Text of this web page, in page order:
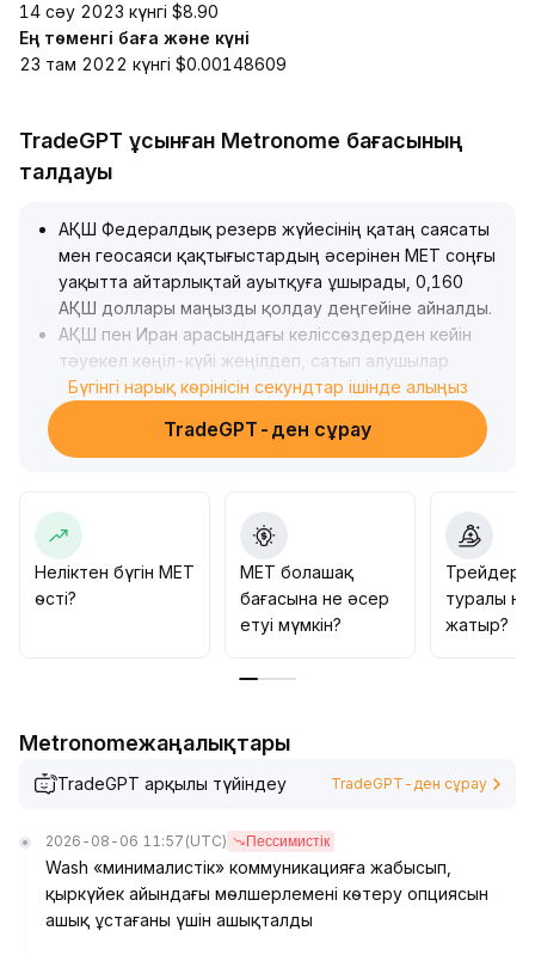
14 сәу 2023 күнгі $8.90
Ең төменгі баға және күні
23 там 2022 күнгі $0.00148609
TradeGPT ұсынған Metronome бағасының
талдауы
АҚШ Федералдық резерв жүйесінің қатаң саясаты
мен геосаяси қақтығыстардың әсерінен MET соңғы
уақытта айтарлықтай ауытқуға ұшырады, 0,160
АҚШ доллары маңызды қолдау деңгейіне айналды.
АҚШ пен Иран арасындағы келіссөздерден кейін
тәуекел көңіл-күйі жеңілдеп, сатып алушылар
біртіндеп позицияларын арттырды, баға қысқа
мерзімде тұрақтанып, қайта өсе бастады
0,170 АҚШ долларынан жоғары сенімді бұзылуға
егер 0,160 АҚШ доллары сақталмаса, бағаның
0,150 АҚШ долларына дейін төмендеу қаупінен сақ
болу керек
Қазіргі құбылмалы жағдайда сауда стратегиясы –
диапазонда сауда жасау, жаңалықтарды және
Бүгінгі нарық көрінісін секундтар ішінде алыңыз
TradeGPT-ден сұрау
Неліктен бүгін MET
өсті?
MET болашақ
бағасына не әсер
етуі мүмкін?
туралы
жатыр?
Metronomeжаңалықтары
TradeGPT арқылы түйіндеу TradeGPT-ден сұрау
2026-08-06 11:57 (UTC) Пессимистік
Wash «минималистік» коммуникацияға жабысып,
қыркүйек айындағы мөлшерлемені көтеру опциясын
ашық ұстағаны үшін ашықталды